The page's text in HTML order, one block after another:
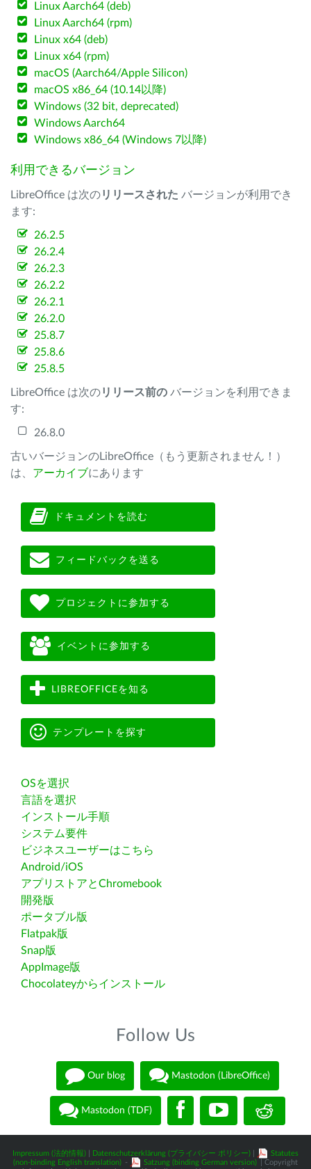
Linux Aarch64 (deb)
Linux Aarch64 (rpm)
Linux x64 (deb)
Linux x64 (rpm)
macOS (Aarch64/Apple Silicon)
macOS x86_64 (10.14以降)
Windows (32 bit, deprecated)
Windows Aarch64
Windows x86_64 (Windows 7以降)
利用できるバージョン
LibreOffice は次のリリースされた バージョンが利用でき
ます:
26.2.5
26.2.4
26.2.3
26.2.2
26.2.1
26.2.0
25.8.7
25.8.6
25.8.5
LibreOffice は次のリリース前の バージョンを利用できま
す:
26.8.0
古いバージョンのLibreOffice（もう更新されません！）
は、 アーカイブにあります
ドキュメントを読む
フィードバックを送る
プロジェクトに参加する
イベントに参加する
LIBREOFFICEを知る
テンプレートを探す
OSを選択
言語を選択
インストール手順
システム要件
ビジネスユーザーはこちら
Android/iOS
アプリストアとChromebook
開発版
ポータブル版
Flatpak版
Snap版
AppImage版
Chocolateyからインストール
Follow Us
Our blog Mastodon (LibreOffice)
Mastodon (TDF)
Impressum (法的情報) Datenschutzerklärung (プライバシー ポリシー)
Statutes
(non-binding English translation) - Satzung (binding German version)
| Copyright